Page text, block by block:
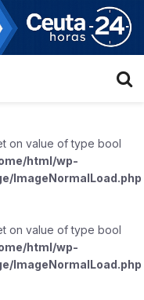
on value of type bool
html/wp-
ImageNormalLoad.php
on value of type bool
html/wp-
ImageNormalLoad.php